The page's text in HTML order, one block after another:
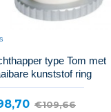
type Tom met
kunststof ring
€109,66